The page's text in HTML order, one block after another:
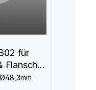
für
Flansch